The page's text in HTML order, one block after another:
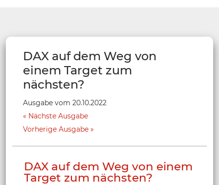
DAX auf dem Weg von
einem Target zum
nächsten?
Ausgabe vom 20.10.2022
Nächste Ausgabe
Vorherige Ausgabe
DAX auf dem Weg von einem
Target zum nächsten?